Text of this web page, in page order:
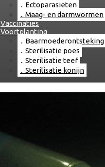
Ectoparasieten
Maag- en darmwormen
Vaccinaties
Voortplanting
Baarmoederontsteking
Sterilisatie poes
Sterilisatie teef
Sterilisatie konijn